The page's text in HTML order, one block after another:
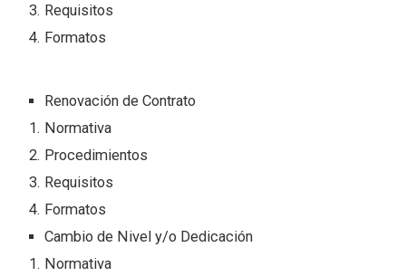
Requisitos
Formatos
Renovación de Contrato
Normativa
Procedimientos
Requisitos
Formatos
Cambio de Nivel y/o Dedicación
Normativa